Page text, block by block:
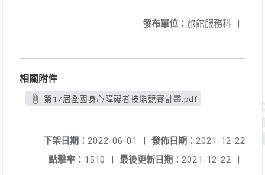
發布單位： 旅館服務科 |
相關附件
第17屆全國身心障礙者技能競賽計畫.pdf
發佈日期： 2021-12-22
下架日期： 2022-06-01
|
最後更新日期： 2021-12-22 |
點擊率： 1510 |